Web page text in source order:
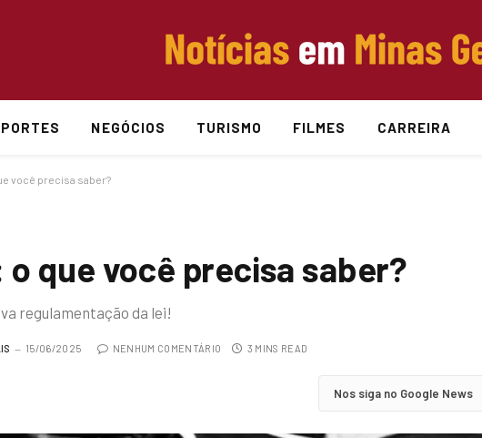
NEGÓCIOS TURISMO FILMES CARREIRA
você precisa saber?
o que você precisa saber?
regulamentação da lei!
15/06/2025 NENHUM COMENTÁRIO 3 MINS READ
Nos siga no Google News